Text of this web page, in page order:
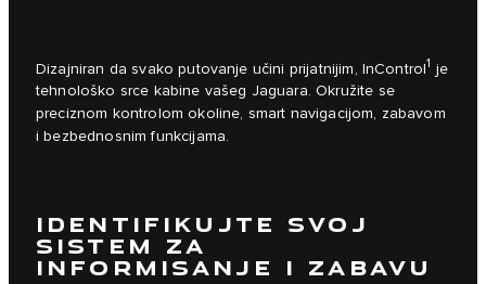
Dizajniran da svako putovanje učini prijatnijim, InControl1 je
tehnološko srce kabine vašeg Jaguara. Okružite se
preciznom kontrolom okoline, smart navigacijom, zabavom
i bezbednosnim funkcijama.
IDENTIFIKUJTE SVOJ
SISTEM ZA
INFORMISANJE I ZABAVU